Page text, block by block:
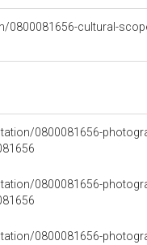
cultural-
0800081656-
0800081656-
0800081656-